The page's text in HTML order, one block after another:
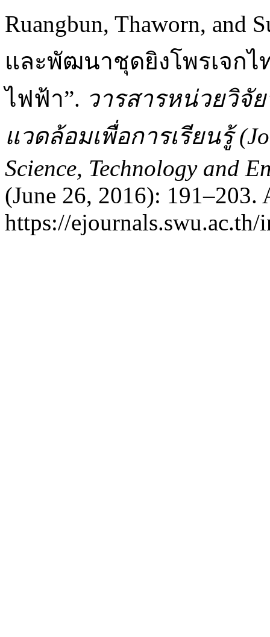
Ruangbun, Thaworn, and
และพัฒนาชุดยิงโพรเจกไ
ไฟฟ้า”. วารสารหน่วยวิจั
แวดล้อมเพื่อการเรียนรู้
Science, Technology and
(June 26, 2016): 191–203.
https://